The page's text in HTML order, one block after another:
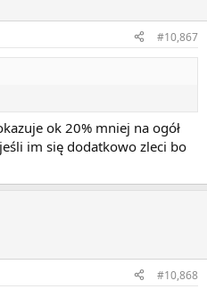
#10,867
ok 20% mniej na ogół
im się dodatkowo zleci bo
#10,868